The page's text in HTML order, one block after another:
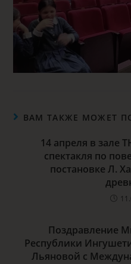
ВАМ ТАКЖЕ МОЖЕТ
14 апреля в зале
спектакля по
постановке Л.
Поздравление
Республики
Льяновой с